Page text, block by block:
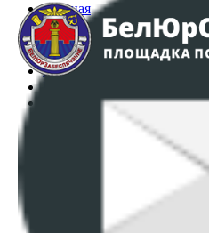
Главная
Аукционы
Интернет-магазин
Регламент организации и
Политика в отношении
ПОЛОЖЕНИЕ О
Настройки cookie-файлов